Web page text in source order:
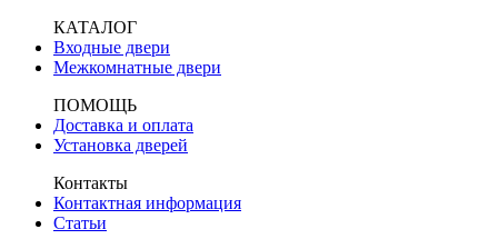
КАТАЛОГ
Входные двери
Межкомнатные двери
ПОМОЩЬ
Доставка и оплата
Установка дверей
Контакты
Контактная информация
Статьи